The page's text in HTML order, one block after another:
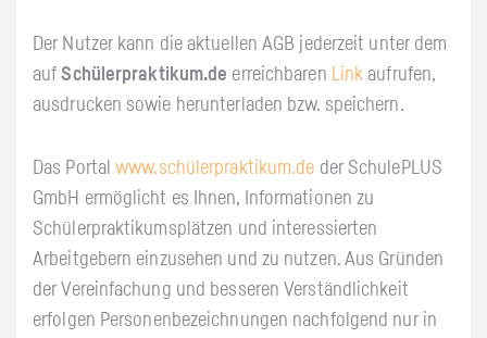
Der Nutzer kann die aktuellen AGB jederzeit unter dem
aufSchülerpraktikum.de erreichbaren Link aufrufen,
ausdrucken sowie herunterladen bzw. speichern.
Das Portalwww.schülerpraktikum.de der SchulePLUS
GmbH ermöglicht es Ihnen, Informationen zu
Schülerpraktikumsplätzen und interessierten
Arbeitgebern einzusehen und zu nutzen. Aus Gründen
der Vereinfachung und besseren Verständlichkeit
erfolgen Personenbezeichnungen nachfolgend nur in